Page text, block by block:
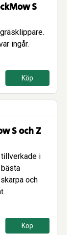
S
ingår.
Köp
S och Z
i
och
Köp